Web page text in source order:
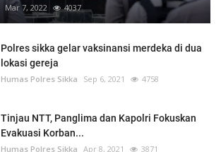
Mar 7, 2022 4037
Polres sikka gelar vaksinansi merdeka di dua
lokasi gereja
Humas Polres Sikka Sep 6, 2021 4758
Tinjau NTT, Panglima dan Kapolri Fokuskan
Evakuasi Korban...
Humas Polres Sikka Apr 8, 2021 3871